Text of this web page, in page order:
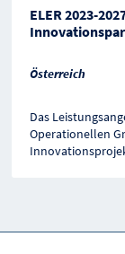
ELER 2023-
Österreich
Das
Operationellen